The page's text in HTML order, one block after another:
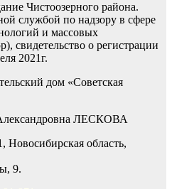
Чистоозерного района.
службой по надзору в сфере
и массовых
свидетельство о регистрации
2021г.
дом «Советская
ЛЕСКОВА
область,
9.